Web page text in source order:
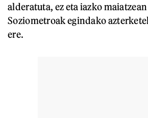
alderatuta, ez eta iazko
Soziometroak egindako
ere.